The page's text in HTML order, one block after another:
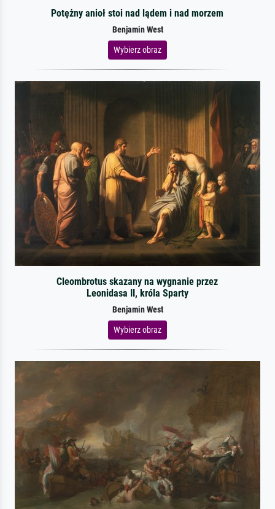
Potężny anioł stoi nad lądem i nad morzem
Benjamin West
Wybierz obraz
Cleombrotus skazany na wygnanie przez
Leonidasa II, króla Sparty
Benjamin West
Wybierz obraz